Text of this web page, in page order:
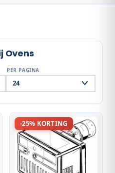
Ovens
PER PAGINA
-25% KORTING